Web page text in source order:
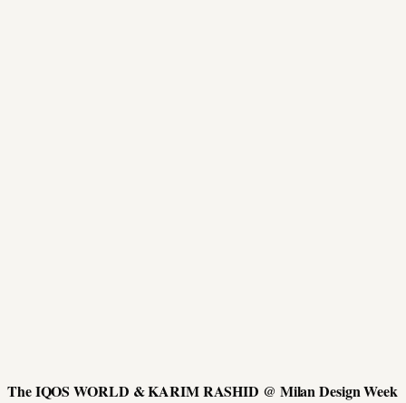
The IQOS WORLD & KARIM RASHID @ Milan Design Week